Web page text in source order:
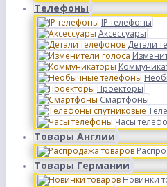
Телефоны
IP телефоны
Аксессуары
Детали
Проекторы
Смартфоны
Часы
Товары Англии
Товары Германии
Новинки